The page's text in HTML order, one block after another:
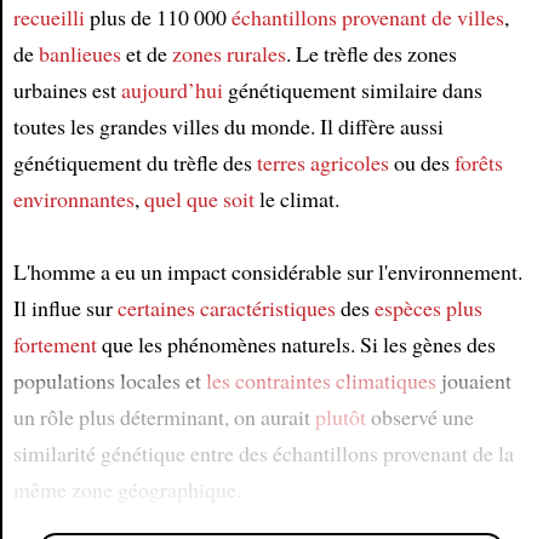
Article
recueilli plus de 110 000échantillonsprovenant de villes,
debanlieueset de zones rurales. Le trèfle des zones
urbaines estaujourd’hui génétiquement similaire dans
toutes les grandes villes du monde. Il diffère aussi
génétiquement du trèfle desterres agricolesou desforêts
environnantes, quel que soitle climat.
L'homme a eu un impact considérable sur l'environnement.
Il influe surcertaines caractéristiquesdesespècesplus
fortementque les phénomènes naturels. Si les gènes des
populations locales etles contraintes climatiques jouaient
un rôle plus déterminant, on aurait plutôtobservé une
similarité génétique entre des échantillons provenant de la
même zone géographique.